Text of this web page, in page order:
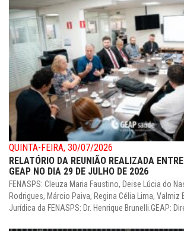
QUINTA-FEIRA, 30/07/2026
RELATÓRIO DA REUNIÃO REALIZADA
GEAP NO DIA 29 DE JULHO DE 2026
FENASPS: Cleuza Maria Faustino, Deise Lúcia do
Rodrigues, Márcio Paiva, Regina Célia Lima,
Jurídica da FENASPS: Dr. Henrique Brunelli.GEAP: